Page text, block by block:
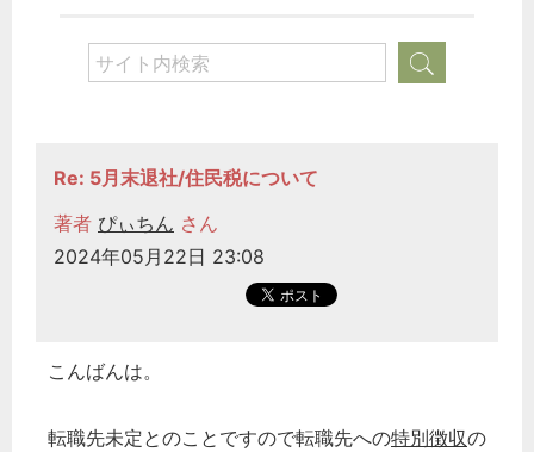
Re: 5月末退社/住民税について
著者 ぴぃちん さん
2024年05月22日 23:08
こんばんは。
転職先未定とのことですので転職先への特別徴収の